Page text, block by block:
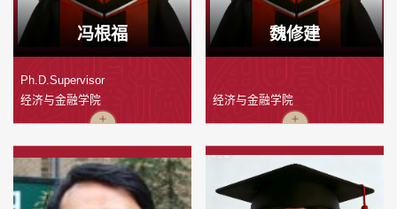
冯根福
Ph.D.Supervisor
经济与金融学院
魏修建
经济与金融学院